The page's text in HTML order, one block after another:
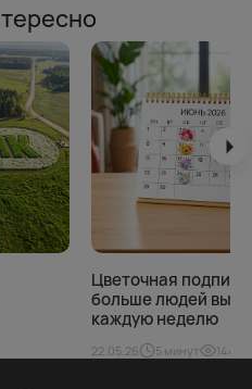
Цветочная
больше людей
каждую неделю
22.05.26 5 минут 144